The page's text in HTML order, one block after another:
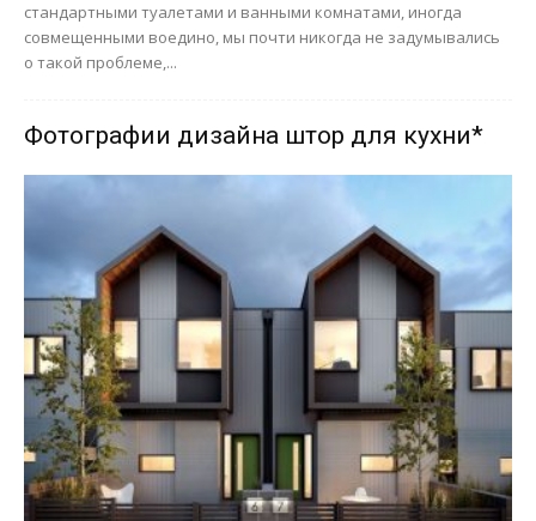
стандартными туалетами и ванными комнатами, иногда
совмещенными воедино, мы почти никогда не задумывались
о такой проблеме,...
Фотографии дизайна штор для кухни*